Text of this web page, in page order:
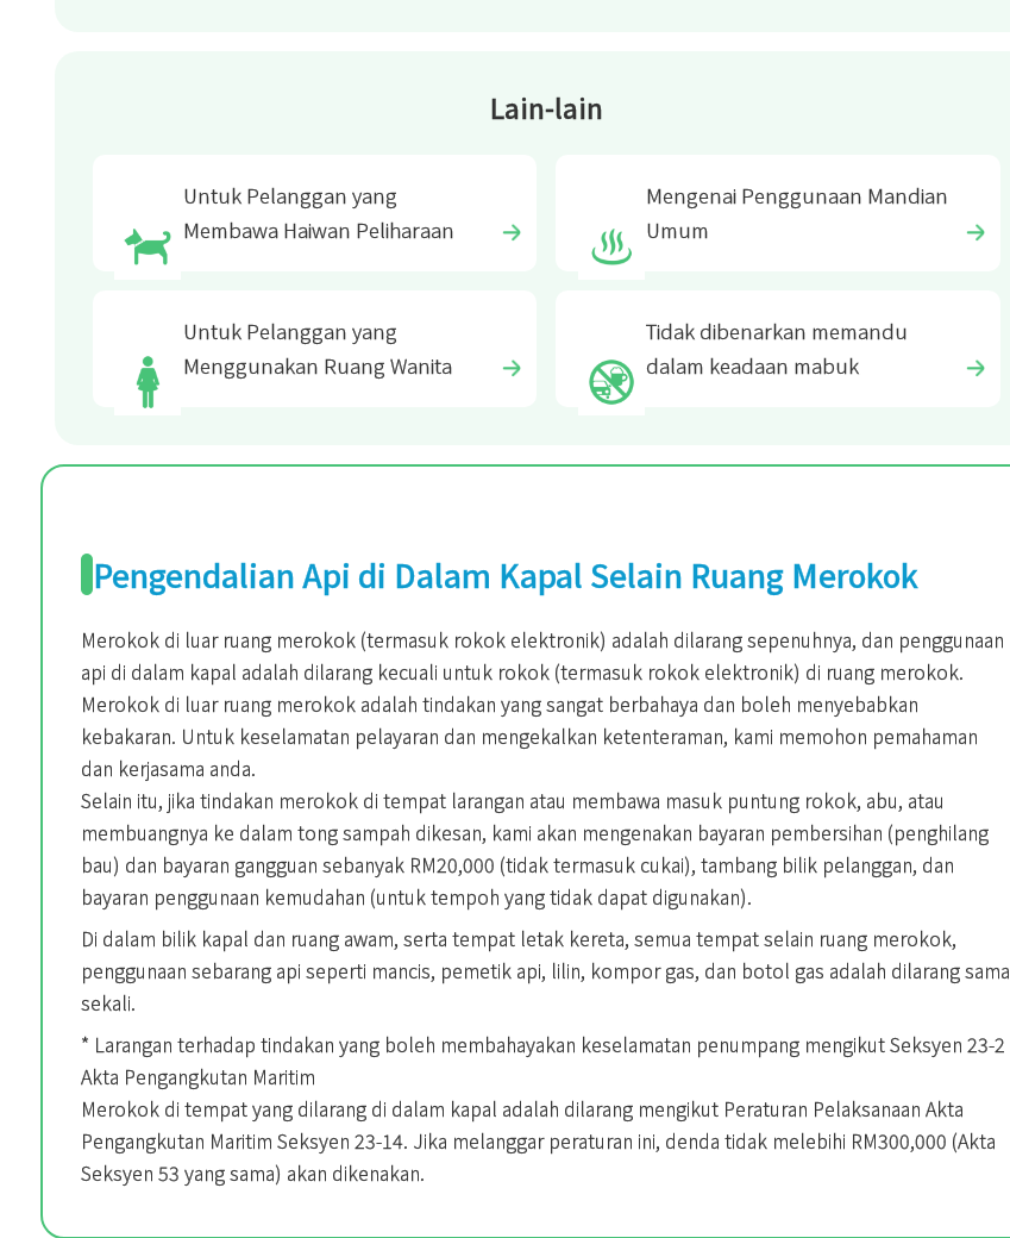
Lain-lain
Untuk Pelanggan yang
Membawa Haiwan Peliharaan
Mengenai Penggunaan Mandian
Umum
Untuk Pelanggan yang
Menggunakan Ruang Wanita
Tidak dibenarkan memandu
dalam keadaan mabuk
Pengendalian Api di Dalam Kapal Selain Ruang Merokok
Merokok di luar ruang merokok (termasuk rokok elektronik) adalah dilarang sepenuhnya, dan penggunaan
api di dalam kapal adalah dilarang kecuali untuk rokok (termasuk rokok elektronik) di ruang merokok.
Merokok di luar ruang merokok adalah tindakan yang sangat berbahaya dan boleh menyebabkan
kebakaran. Untuk keselamatan pelayaran dan mengekalkan ketenteraman, kami memohon pemahaman
dan kerjasama anda.
Selain itu, jika tindakan merokok di tempat larangan atau membawa masuk puntung rokok, abu, atau
membuangnya ke dalam tong sampah dikesan, kami akan mengenakan bayaran pembersihan (penghilang
bau) dan bayaran gangguan sebanyak RM20,000 (tidak termasuk cukai), tambang bilik pelanggan, dan
bayaran penggunaan kemudahan (untuk tempoh yang tidak dapat digunakan).
Di dalam bilik kapal dan ruang awam, serta tempat letak kereta, semua tempat selain ruang merokok,
penggunaan sebarang api seperti mancis, pemetik api, lilin, kompor gas, dan botol gas adalah dilarang sama
sekali.
* Larangan terhadap tindakan yang boleh membahayakan keselamatan penumpang mengikut Seksyen 23-2
Akta Pengangkutan Maritim
Merokok di tempat yang dilarang di dalam kapal adalah dilarang mengikut Peraturan Pelaksanaan Akta
Pengangkutan Maritim Seksyen 23-14. Jika melanggar peraturan ini, denda tidak melebihi RM300,000 (Akta
Seksyen 53 yang sama) akan dikenakan.